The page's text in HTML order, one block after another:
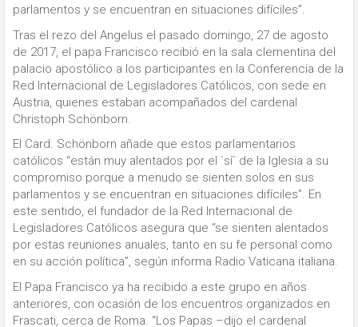
parlamentos y se encuentran en situaciones difíciles”.
Tras el rezo del Angelus el pasado domingo, 27 de agosto
de 2017, el papa Francisco recibió en la sala clementina del
palacio apostólico a los participantes en la Conferencia de la
Red Internacional de Legisladores Católicos, con sede en
Austria, quienes estaban acompañados del cardenal
Christoph Schönborn.
El Card. Schönborn añade que estos parlamentarios
católicos “están muy alentados por el `sí´ de la Iglesia a su
compromiso porque a menudo se sienten solos en sus
parlamentos y se encuentran en situaciones difíciles”. En
este sentido, el fundador de la Red Internacional de
Legisladores Católicos asegura que “se sienten alentados
por estas reuniones anuales, tanto en su fe personal como
en su acción política”, según informa Radio Vaticana italiana.
El Papa Francisco ya ha recibido a este grupo en años
anteriores, con ocasión de los encuentros organizados en
Frascati, cerca de Roma. “Los Papas –dijo el cardenal